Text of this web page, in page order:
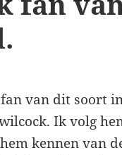
van dit soort
Ik volg
kennen van